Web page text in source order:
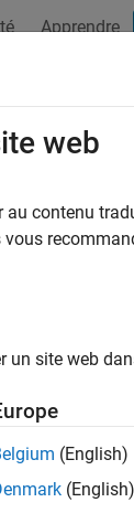
Apprendre
line or polygon
=
each
web
au contenu
vous
un site web
(English)
(English)